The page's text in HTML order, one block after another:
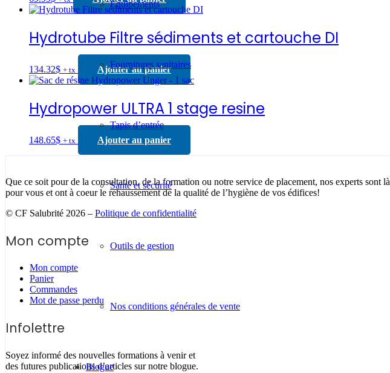
Équipements
Fournitures sanitaires
Tapis d’entrée
Santé et sécurité
Outils de gestion
Nos conditions générales de vente
Blogue
Hydrotube Filtre sédiments et cartouche DI
134.32$ + tx Ajouter au panier
Hydropower ULTRA 1 stage resine
148.65$ + tx Ajouter au panier
Que ce soit pour de la consultation, de la formation ou notre service de placement, nos experts sont là
pour vous et ont à coeur le rehaussement de la qualité de l’hygiène de vos édifices!
© CF Salubrité 2026 – Politique de confidentialité
Mon compte
Mon compte
Panier
Commandes
Mot de passe perdu
Infolettre
Soyez informé des nouvelles formations à venir et
des futures publications d’articles sur notre blogue.